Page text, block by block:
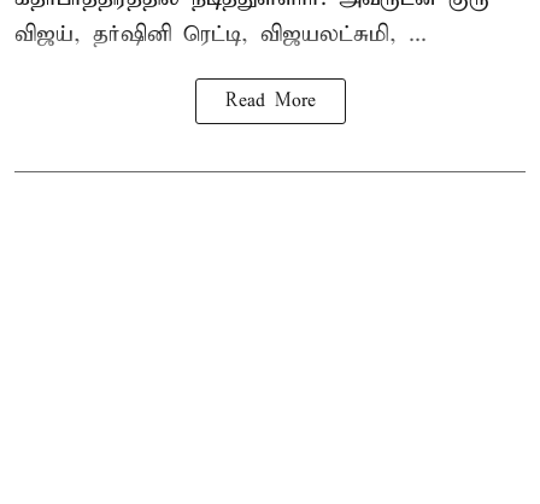
விஜய், தர்ஷினி ரெட்டி, விஜயலட்சுமி, ...
Read More